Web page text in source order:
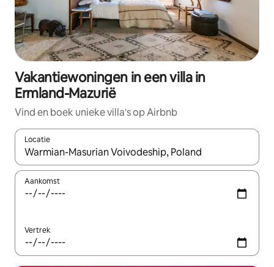
Vakantiewoningen in een villa in
Ermland-Mazurië
Vind en boek unieke villa's op Airbnb
Locatie
Wanneer er suggesties beschikbaar zijn, maak je een keuze
Aankomst
Vertrek